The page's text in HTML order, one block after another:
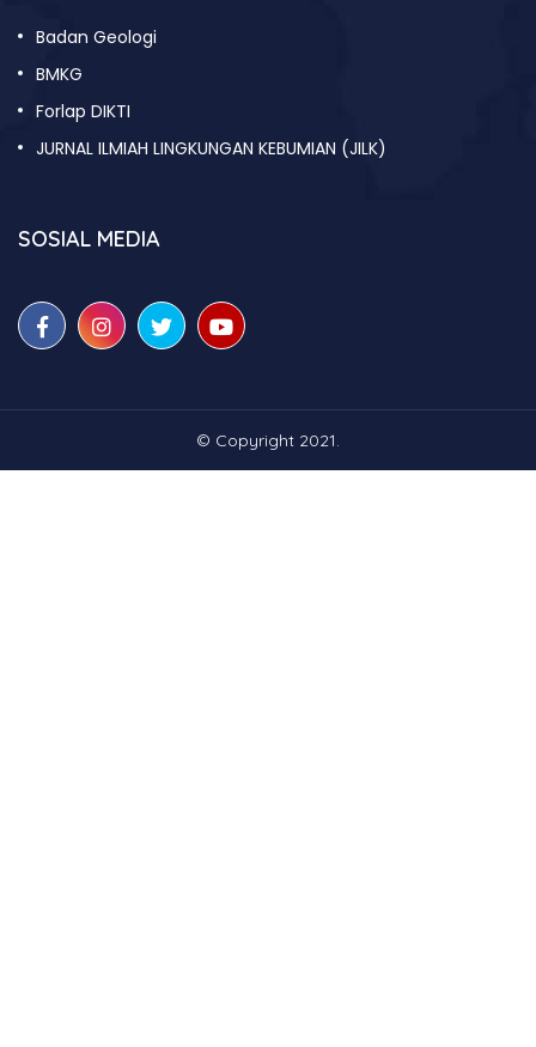
Badan Geologi
BMKG
Forlap DIKTI
JURNAL ILMIAH LINGKUNGAN KEBUMIAN (JILK)
SOSIAL MEDIA
© Copyright 2021.